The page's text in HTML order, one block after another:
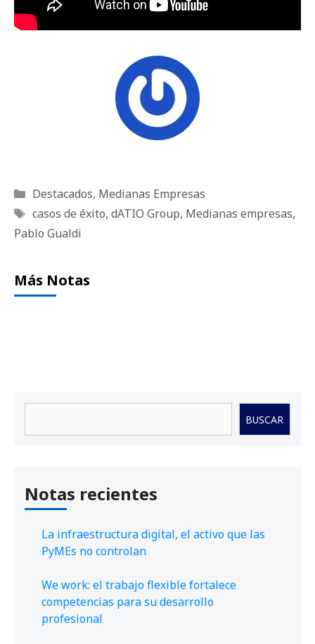
Categorías
Destacados, Medianas Empresas
Etiquetas
casos de éxito, dATIO Group, Medianas empresas,
Pablo Gualdi
Más Notas
BUSCAR
Notas recientes
La infraestructura digital, el activo que las
PyMEs no controlan
We work: el trabajo flexible fortalece
competencias para su desarrollo
profesional